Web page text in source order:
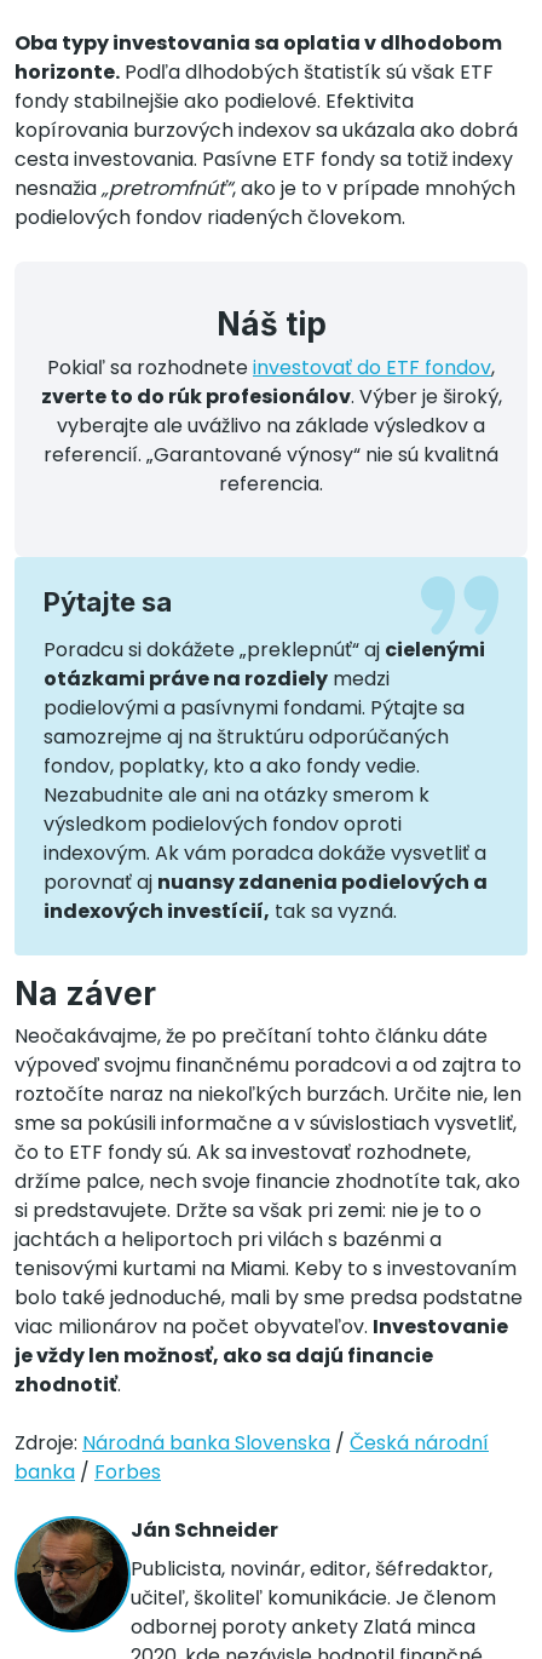
Oba typy investovania sa oplatia v dlhodobom
horizonte. Podľa dlhodobých štatistík sú však ETF
fondy stabilnejšie ako podielové. Efektivita
kopírovania burzových indexov sa ukázala ako dobrá
cesta investovania. Pasívne ETF fondy sa totiž indexy
nesnažia„pretromfnúť“, ako je to v prípade mnohých
podielových fondov riadených človekom.
Náš tip
Pokiaľ sa rozhodneteinvestovať do ETF fondov,
zverte to do rúk profesionálov. Výber je široký,
vyberajte ale uvážlivo na základe výsledkov a
referencií. „Garantované výnosy“ nie sú kvalitná
referencia.
Pýtajte sa
Poradcu si dokážete „preklepnúť“ aj cielenými
otázkami práve na rozdiely medzi
podielovými a pasívnymi fondami. Pýtajte sa
samozrejme aj na štruktúru odporúčaných
fondov, poplatky, kto a ako fondy vedie.
Nezabudnite ale ani na otázky smerom k
výsledkom podielových fondov oproti
indexovým. Ak vám poradca dokáže vysvetliť a
porovnať aj nuansy zdanenia podielových a
indexových investícií, tak sa vyzná.
Na záver
Neočakávajme, že po prečítaní tohto článku dáte
výpoveď svojmu finančnému poradcovi a od zajtra to
roztočíte naraz na niekoľkých burzách. Určite nie, len
sme sa pokúsili informačne a v súvislostiach vysvetliť,
čo to ETF fondy sú. Ak sa investovať rozhodnete,
držíme palce, nech svoje financie zhodnotíte tak, ako
si predstavujete. Držte sa však pri zemi: nie je to o
jachtách a heliportoch pri vilách s bazénmi a
tenisovými kurtami na Miami. Keby to s investovaním
bolo také jednoduché, mali by sme predsa podstatne
viac milionárov na počet obyvateľov. Investovanie
je vždy len možnosť, ako sa dajú financie
zhodnotiť.
Zdroje: Národná banka Slovenska / Česká národní
banka / Forbes
Ján Schneider
Publicista, novinár, editor, šéfredaktor,
učiteľ, školiteľ komunikácie. Je členom
odbornej poroty ankety Zlatá minca